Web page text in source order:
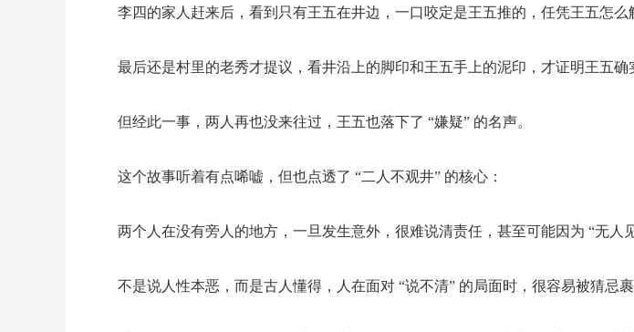
李四的家人赶来后，看到只有王五在井边，一口咬定是王五推的，任凭王五怎么
最后还是村里的老秀才提议，看井沿上的脚印和王五手上的泥印，才证明王五确
但经此一事，两人再也没来往过，王五也落下了 “嫌疑” 的名声。
这个故事听着有点唏嘘，但也点透了 “二人不观井” 的核心：
两个人在没有旁人的地方，一旦发生意外，很难说清责任，甚至可能因为 “无人
不是说人性本恶，而是古人懂得，人在面对 “说不清” 的局面时，很容易被猜忌裹